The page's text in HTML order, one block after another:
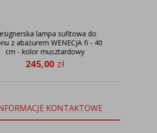
lampa sufitowa do
z abażurem WENECJA fi - 40
cm - kolor musztardowy
245,00 zł
KONTAKTOWE